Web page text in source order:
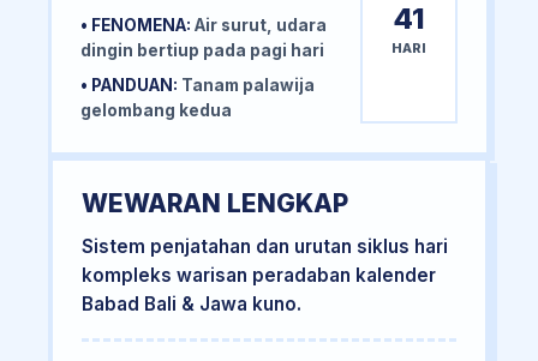
• FENOMENA: Air surut, udara
dingin bertiup pada pagi hari
• PANDUAN: Tanam palawija
gelombang kedua
41
HARI
WEWARAN LENGKAP
Sistem penjatahan dan urutan siklus hari
kompleks warisan peradaban kalender
Babad Bali & Jawa kuno.